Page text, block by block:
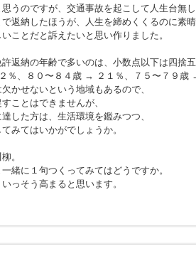
うのですが、交通事故を起こして人生台無
返納したほうが、人生を締めくくるのに素
ことだと訴えたいと思い作りました。
返納の年齢で多いのは、小数点以下は四捨
％、８０〜８４歳 → ２１％、７５〜７９歳
かせないという地域もあるので、
ことはできませんが、
した方は、生活環境を鑑みつつ、
みてはいかがでしょうか。
。
緒に１句つくってみてはどうですか。
っそう高まると思います。